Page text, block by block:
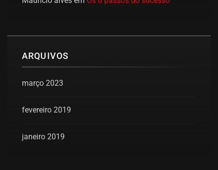
ARQUIVOS
março 2023
fevereiro 2019
janeiro 2019